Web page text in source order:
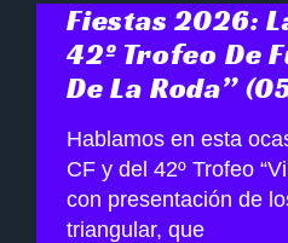
Fiestas 2026:
42º Trofeo De
De La Roda”
Hablamos en esta
CF y del 42º Trofeo
con presentación de
triangular, que